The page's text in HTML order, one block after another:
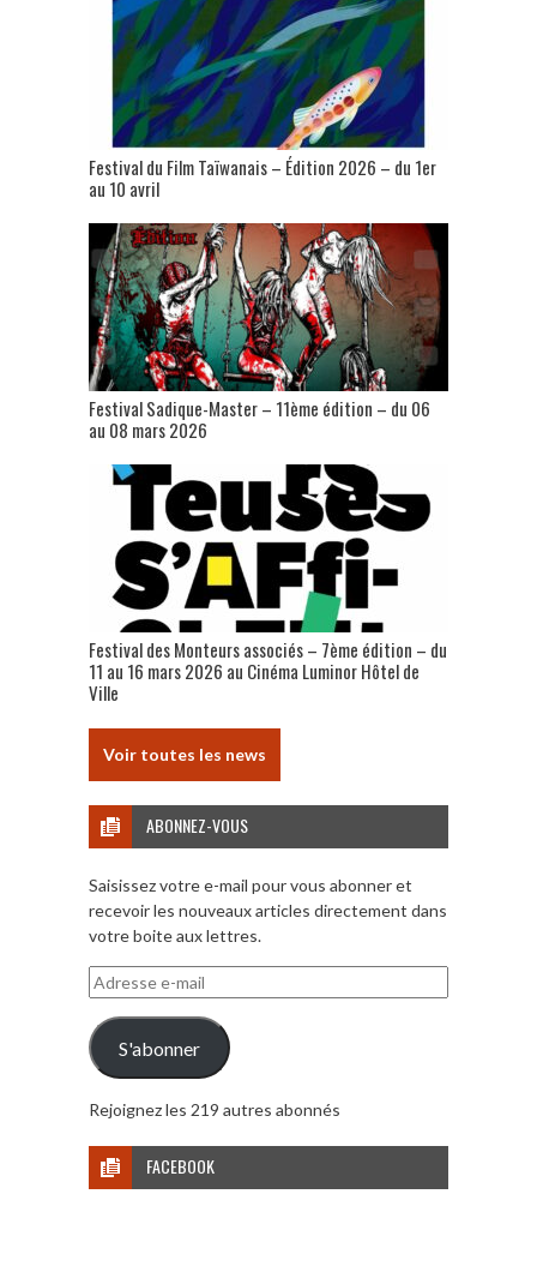
Festival du Film Taïwanais – Édition 2026 – du 1er
au 10 avril
Festival Sadique-Master – 11ème édition – du 06
au 08 mars 2026
Festival des Monteurs associés – 7ème édition – du
11 au 16 mars 2026 au Cinéma Luminor Hôtel de
Ville
Voir toutes les news
ABONNEZ-VOUS
Saisissez votre e-mail pour vous abonner et
recevoir les nouveaux articles directement dans
votre boite aux lettres.
Adresse
e-
mail
S'abonner
Rejoignez les 219 autres abonnés
FACEBOOK